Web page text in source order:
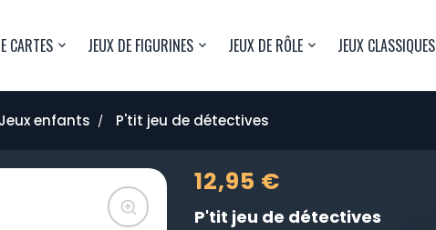
CARTES JEUX DE FIGURINES JEUX DE RÔLE JEUX CLASSIQUES
Jeux enfants P'tit jeu de détectives
12,95 €
P'tit jeu de détectives